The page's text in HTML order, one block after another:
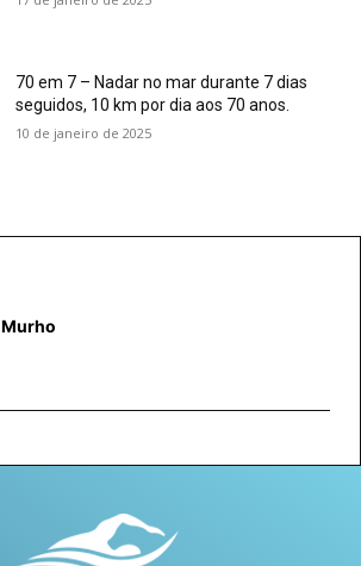
70 em 7 – Nadar no mar durante 7 dias
seguidos, 10 km por dia aos 70 anos.
10 de janeiro de 2025
Murho